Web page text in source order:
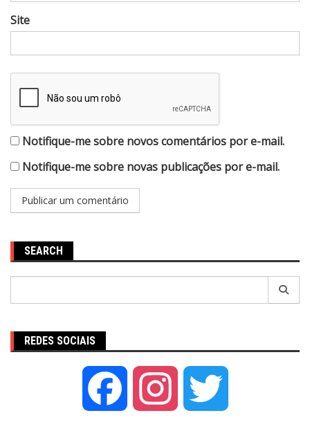
Site
Notifique-me sobre novos comentários por e-mail.
Notifique-me sobre novas publicações por e-mail.
SEARCH
REDES SOCIAIS
Facebook Instagram